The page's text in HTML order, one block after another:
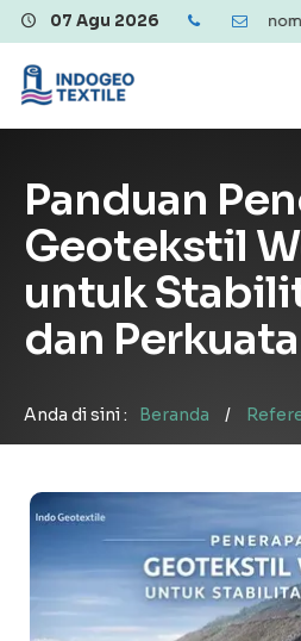
07 Agu 2026
Berkualitas dan Ekonomis |
Tentang Kami
Layanan
Panduan
Geotekstil
untuk
dan
Anda di sini : Beranda /